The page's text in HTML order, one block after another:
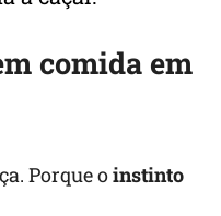
comida em
Porque oinstinto